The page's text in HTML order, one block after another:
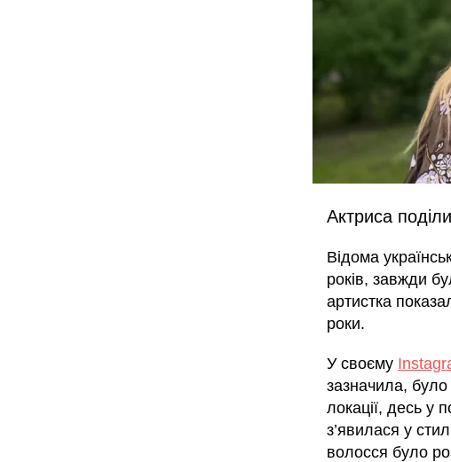
Актриса
Відома
років, завжди
артистка
роки.
У своєму
зазначила, було
локації, десь у
з’явилася у
волосся було